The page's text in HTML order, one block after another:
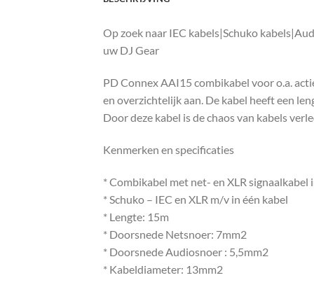
Op zoek naar IEC kabels|Schuko
uw DJ Gear
PD Connex AAI15 combikabel voor o.a.
en overzichtelijk aan. De kabel heeft een
Door deze kabel is de chaos van kabels
Kenmerken en specificaties
* Combikabel met net- en XLR signaalkabel
* Schuko – IEC en XLR m/v in één kabel
* Lengte: 15m
* Doorsnede Netsnoer: 7mm2
* Doorsnede Audiosnoer : 5,5mm2
* Kabeldiameter: 13mm2